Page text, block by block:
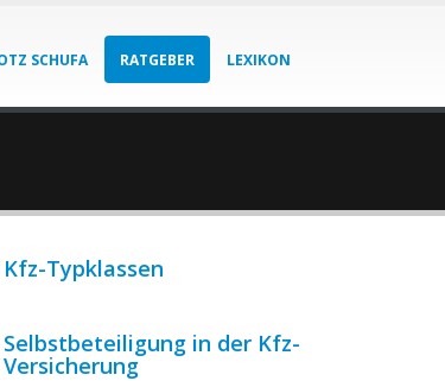
SCHUFA RATGEBER LEXIKON
Kfz-Typklassen
Selbstbeteiligung in der Kfz-
Versicherung